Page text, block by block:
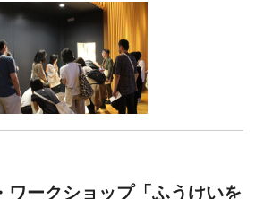
ワークショップ「ふうけいを